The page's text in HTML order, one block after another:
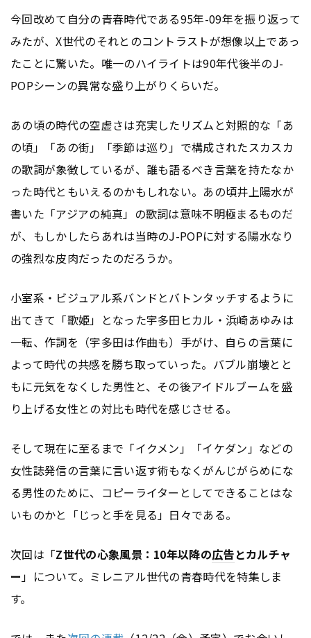
今回改めて自分の青春時代である95年-09年を振り返って
みたが、X世代のそれとのコントラストが想像以上であっ
たことに驚いた。唯一のハイライトは90年代後半のJ-
POPシーンの異常な盛り上がりくらいだ。
あの頃の時代の空虚さは充実したリズムと対照的な「あ
の頃」「あの街」「季節は巡り」で構成されたスカスカ
の歌詞が象徴しているが、誰も語るべき言葉を持たなか
った時代ともいえるのかもしれない。あの頃井上陽水が
書いた「アジアの純真」の歌詞は意味不明極まるものだ
が、もしかしたらあれは当時のJ-POPに対する陽水なり
の強烈な皮肉だったのだろうか。
小室系・ビジュアル系バンドとバトンタッチするように
出てきて「歌姫」となった宇多田ヒカル・浜崎あゆみは
一転、作詞を（宇多田は作曲も）手がけ、自らの言葉に
よって時代の共感を勝ち取っていった。バブル崩壊とと
もに元気をなくした男性と、その後アイドルブームを盛
り上げる女性との対比も時代を感じさせる。
そして現在に至るまで「イクメン」「イケダン」などの
女性誌発信の言葉に言い返す術もなくがんじがらめにな
る男性のために、コピーライターとしてできることはな
いものかと「じっと手を見る」日々である。
次回は「Z世代の心象風景：10年以降の広告とカルチャ
ー」について。ミレニアル世代の青春時代を特集しま
す。